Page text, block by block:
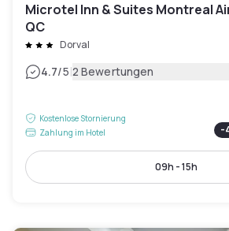
Microtel Inn & Suites Montreal
QC
Dorval
4.7/5|2 Bewertungen
Kostenlose Stornierung
Zahlung im Hotel
-
09h - 15h